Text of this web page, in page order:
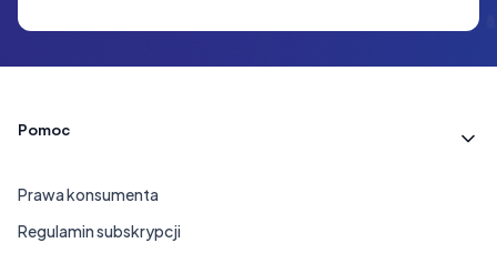
Linki w stopce
Pomoc
Prawa konsumenta
Regulamin subskrypcji